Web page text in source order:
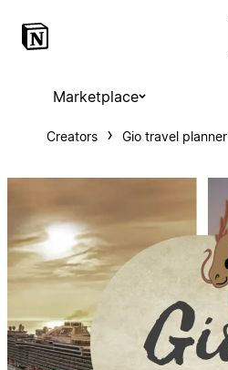
Marketplace
Creators Gio travel planner